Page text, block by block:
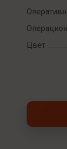
Цвет